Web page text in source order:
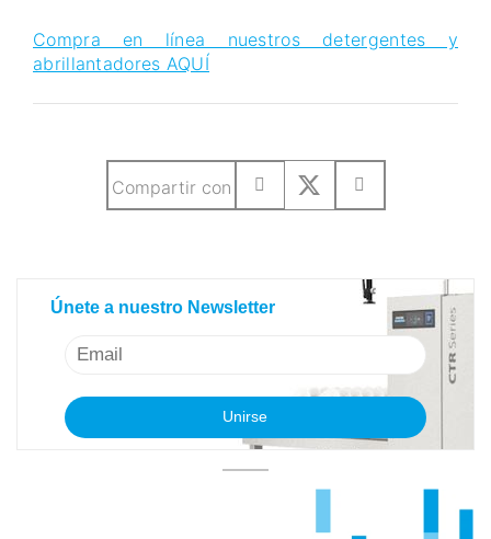
Compra en línea nuestros detergentes y
abrillantadores AQUÍ
Compartir con
Únete a nuestro Newsletter